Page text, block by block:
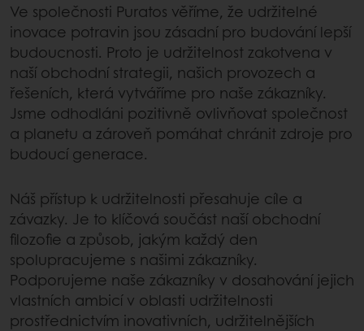
Ve společnosti Puratos věříme, že udržitelné
inovace potravin jsou zásadní pro budování lepší
budoucnosti. Proto je udržitelnost zakotvena v
naší obchodní strategii, našich provozech a
řešeních, která vytváříme pro naše zákazníky.
Jsme odhodláni pozitivně ovlivňovat společnost
a planetu a zároveň pomáhat chránit zdroje pro
budoucí generace.
Náš přístup k udržitelnosti přesahuje cíle a
závazky. Je to klíčová součást naší obchodní
filozofie a způsob, jakým každý den
spolupracujeme s našimi zákazníky.
Podporujeme naše zákazníky v dosahování jejich
vlastních ambicí v oblasti udržitelnosti
prostřednictvím inovativních, udržitelnějších